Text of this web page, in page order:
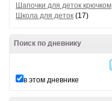
Шапочки для деток крючком
Школа для деток (17)
Поиск по дневнику
в этом дневнике